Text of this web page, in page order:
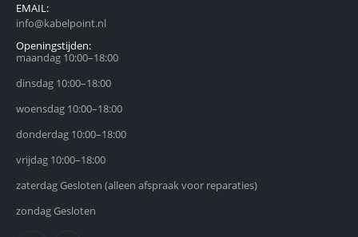
EMAIL:
info@kabelpoint.nl
Openingstijden:
maandag 10:00–18:00
dinsdag 10:00–18:00
woensdag 10:00–18:00
donderdag 10:00–18:00
vrijdag 10:00–18:00
zaterdag Gesloten (alleen afspraak voor reparaties)
zondag Gesloten